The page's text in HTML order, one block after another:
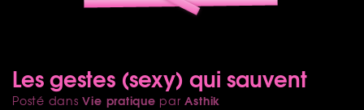
Les gestes (sexy) qui sauvent
Posté dansVie pratique parAsthik